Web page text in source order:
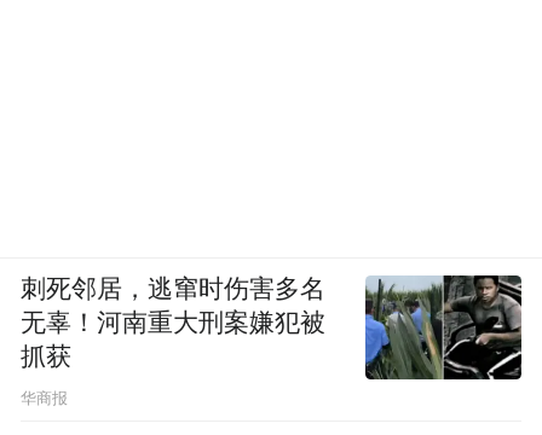
刺死邻居，逃窜时伤害多名
无辜！河南重大刑案嫌犯被
抓获
华商报